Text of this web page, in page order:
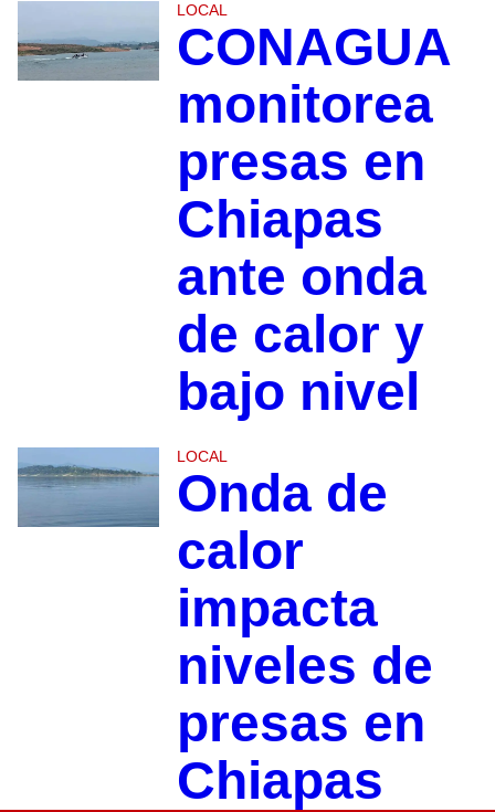
LOCAL
CONAGUA
monitorea
presas en
Chiapas
ante onda
de calor y
bajo nivel
LOCAL
Onda de
calor
impacta
niveles de
presas en
Chiapas